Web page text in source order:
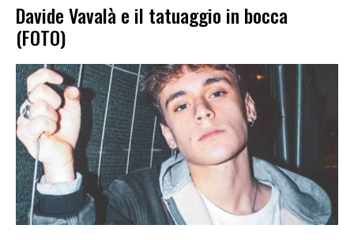
Davide Vavalà e il tatuaggio in bocca
(FOTO)